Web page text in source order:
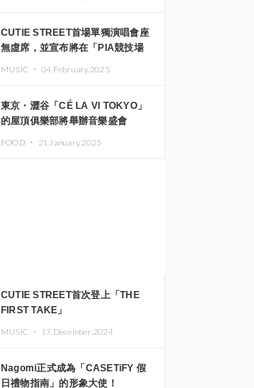
CUTIE STREET首場單獨演唱會座
無虛席，並宣布將在「PIA競技場
MUSIC ・ 04.February.2025
東京・澀谷「CÉ LA VI TOKYO」
的屋頂俱樂部將舉辦音樂盛會
FOOD ・ 21.January.2025
CUTIE STREET首次登上「THE
FIRST TAKE」
MUSIC ・ 17.December.2024
Nagomi正式成為「CASETiFY 假
日禮物指南」的形象大使！